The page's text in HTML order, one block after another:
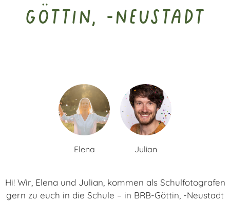
Göttin, -Neustadt
Elena Julian
Hi! Wir, Elena und Julian, kommen als Schulfotografen
gern zu euch in die Schule – in BRB-Göttin, -Neustadt